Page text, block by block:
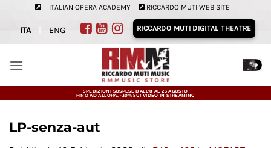
contenuti
ITALIAN OPERA ACADEMY RICCARDO MUTI WEB SITE
ITA ENG RICCARDO MUTI DIGITAL THEATRE
SPEDIZIONI SOSPESE DALL'8 AL 23 AGOSTO
FINO AD ALLORA, -30% SUI VIDEO IN STREAMING
LP-senza-aut